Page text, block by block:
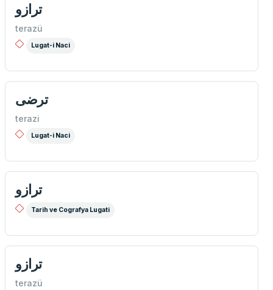
ترازو
terazü
Lugat-i Naci
ترضى
terazi
Lugat-i Naci
ترازو
Tarih ve Cografya Lugati
ترازو
terazü